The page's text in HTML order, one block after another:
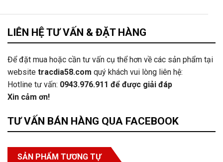
LIÊN HỆ TƯ VẤN & ĐẶT HÀNG
Để đặt mua hoặc cần tư vấn cụ thể hơn về các sản phẩm tại
website tracdia58.com quý khách vui lòng liên hệ:
Hotline tư vấn: 0943.976.911 để được giải đáp
Xin cảm ơn!
TƯ VẤN BÁN HÀNG QUA FACEBOOK
SẢN PHẨM TƯƠNG TỰ